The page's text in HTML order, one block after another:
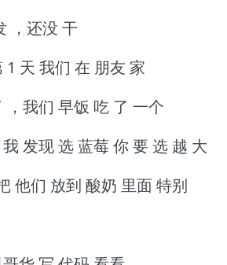
，还没 干
天 我们 在 朋友 家
，我们 早饭 吃 了 一个
发现 选 蓝莓 你 要 选 越 大
他们 放到 酸奶 里面 特别